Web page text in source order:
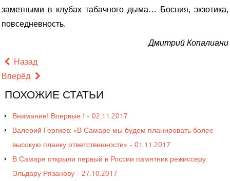
заметными в клубах табачного дыма… Босния, экзотика,
повседневность.
Дмитрий Копалиани
Назад
Вперёд
ПОХОЖИЕ СТАТЬИ
Внимание! Впервые ! - 02.11.2017
Валерий Гергиев: «В Самаре мы будем планировать более
высокую планку ответственности» - 01.11.2017
В Самаре открыли первый в России памятник режиссеру
Эльдару Рязанову - 27.10.2017